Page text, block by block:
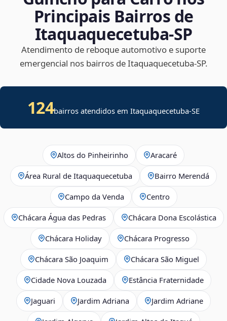
Principais Bairros de
Itaquaquecetuba‑SP
Atendimento de reboque automotivo e suporte
emergencial nos bairros de Itaquaquecetuba‑SP.
124bairros atendidos emItaquaquecetuba-SE
Altos do Pinheirinho Aracaré
Área Rural de Itaquaquecetuba Bairro Merendá
Campo da Venda Centro
Chácara Água das Pedras Chácara Dona Escolástica
Chácara Holiday Chácara Progresso
Chácara São Joaquim Chácara São Miguel
Cidade Nova Louzada Estância Fraternidade
Jaguari Jardim Adriana Jardim Adriane